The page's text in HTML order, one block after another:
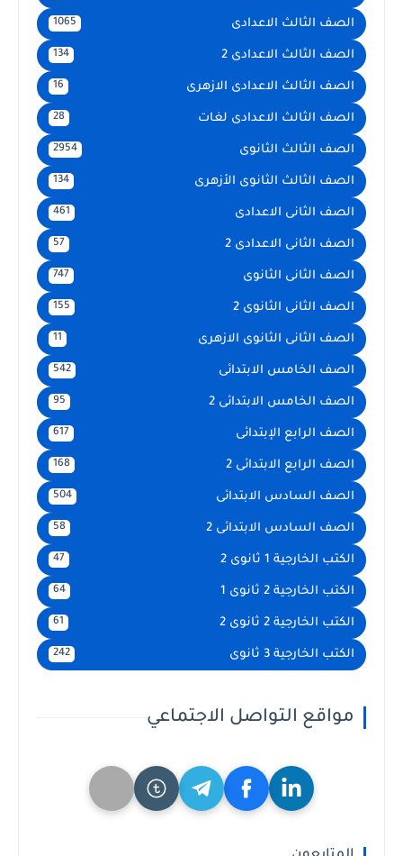
الصف الثالث الاعدادى
الصف الثالث الاعدادى 2
الصف الثالث الاعدادى الازهرى
الصف الثالث الاعدادى لغات
الصف الثالث الثانوى
الصف الثالث الثانوى الأزهرى
الصف الثانى الاعدادى
الصف الثانى الاعدادى 2
الصف الثانى الثانوى
الصف الثانى الثانوى 2
الصف الثانى الثانوى الازهرى
الصف الخامس الابتدائى
الصف الخامس الابتدائى 2
الصف الرابع الإبتدائى
الصف الرابع الابتدائى 2
الصف السادس الابتدائى
الصف السادس الابتدائى 2
الكتب الخارجية 1 ثانوى 2
الكتب الخارجية 2 ثانوى 1
الكتب الخارجية 2 ثانوى 2
الكتب الخارجية 3 ثانوى
مواقع التواصل الاجتماعي